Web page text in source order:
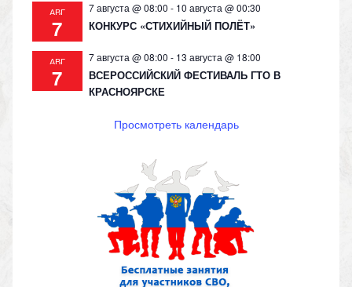
АВГ
7
7 августа @ 08:00 - 10 августа @ 00:30
КОНКУРС «СТИХИЙНЫЙ ПОЛЁТ»
АВГ
7
7 августа @ 08:00 - 13 августа @ 18:00
ВСЕРОССИЙСКИЙ ФЕСТИВАЛЬ ГТО В
КРАСНОЯРСКЕ
Просмотреть календарь